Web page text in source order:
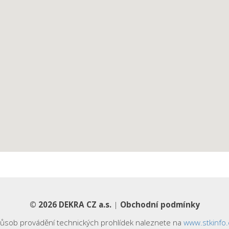
© 2026 DEKRA CZ a.s.| Obchodní podmínky
provádění technických prohlídek naleznete na